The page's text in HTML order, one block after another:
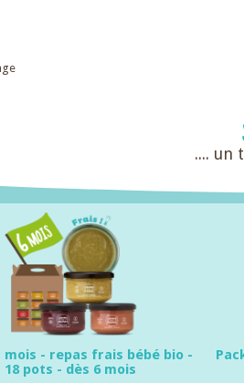
.... un
mois - repas frais bébé bio -
18 pots - dès 6 mois